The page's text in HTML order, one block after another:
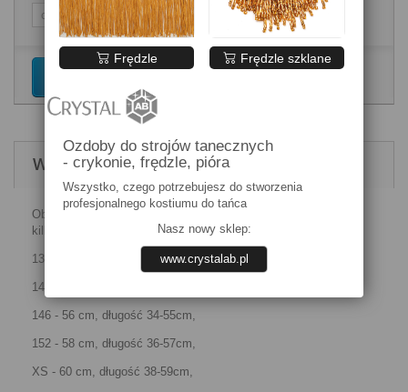
WIĘCEJ INFORMACJI
Obwód pasa bez rozciągania - rozciągliwość od kilku do
kilkunastu centymetrów, długość przód i tył:
134 - 52 cm, długość 30-51cm,
140 - 54 cm, długość 32-53cm,
146 - 56 cm, długość 34-55cm,
152 - 58 cm, długość 36-57cm,
XS - 60 cm, długość 38-59cm,
Frędzle Frędzle szklane
Ozdoby do strojów tanecznych
- crykonie, frędzle, pióra
Wszystko, czego potrzebujesz do stworzenia
profesjonalnego kostiumu do tańca
Nasz nowy sklep:
www.crystalab.pl